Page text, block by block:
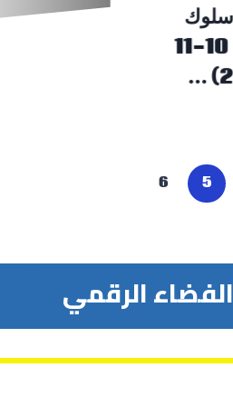
التحريرية…
5
6
الفضاء الرقمي